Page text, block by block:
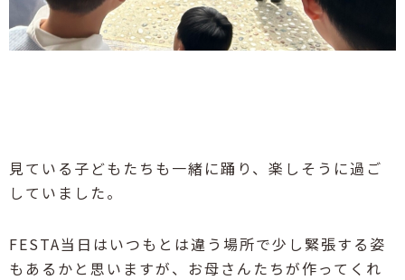
見ている子どもたちも一緒に踊り、楽しそうに過ご
していました。
FESTA当日はいつもとは違う場所で少し緊張する姿
もあるかと思いますが、お母さんたちが作ってくれ